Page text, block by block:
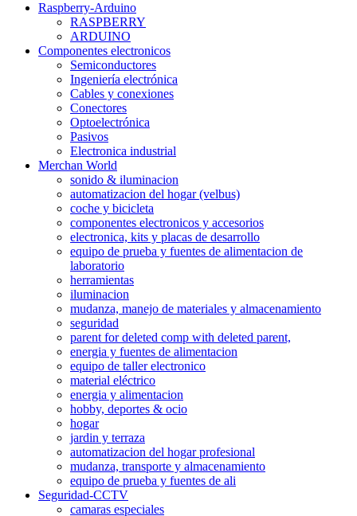
Raspberry-Arduino
RASPBERRY
ARDUINO
Componentes electronicos
Semiconductores
Ingeniería electrónica
Cables y conexiones
Conectores
Optoelectrónica
Pasivos
Electronica industrial
Merchan World
sonido & iluminacion
automatizacion del hogar (velbus)
coche y bicicleta
componentes electronicos y accesorios
electronica, kits y placas de desarrollo
equipo de prueba y fuentes de alimentacion de
laboratorio
herramientas
iluminacion
mudanza, manejo de materiales y almacenamiento
seguridad
parent for deleted comp with deleted parent,
energia y fuentes de alimentacion
equipo de taller electronico
material eléctrico
energia y alimentacion
hobby, deportes & ocio
hogar
jardin y terraza
automatizacion del hogar profesional
mudanza, transporte y almacenamiento
equipo de prueba y fuentes de ali
Seguridad-CCTV
camaras especiales